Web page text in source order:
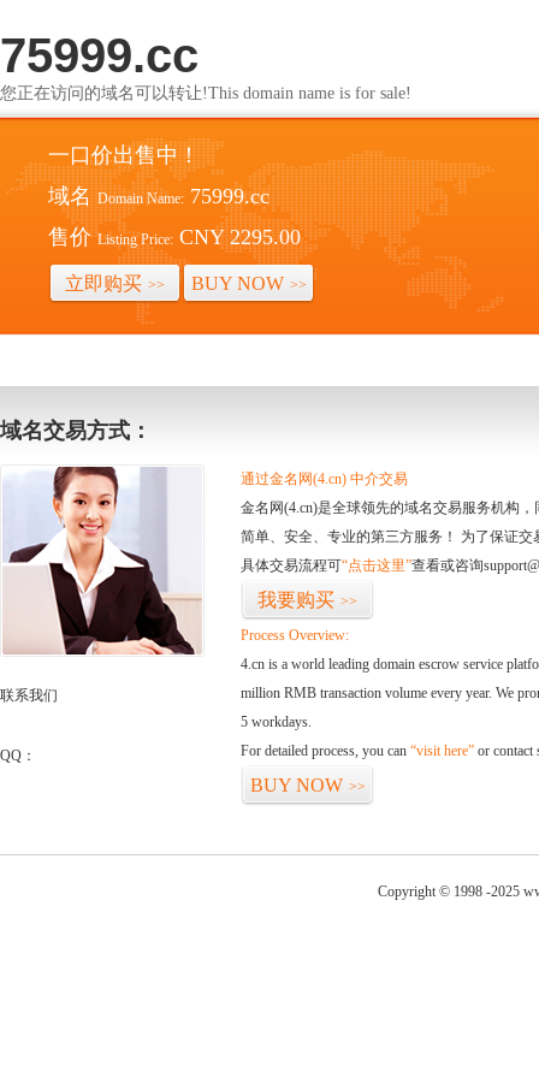
75999.cc
您正在访问的域名可以转让!This domain name is for sale!
一口价出售中！
域名 Domain Name: 75999.cc
售价 Listing Price: CNY 2295.00
立即购买 >> BUY NOW >>
域名交易方式：
联系我们
QQ：
通过金名网(4.cn) 中介交易
金名网(4.cn)是全球领先的域名交易服务机构
简单、安全、专业的第三方服务！ 为了保证
具体交易流程可“点击这里”查看或咨询
我要购买 >>
Process Overview:
4.cn is a world leading domain escrow service
million RMB transaction volume every year. We
5 workdays.
For detailed process, you can “visit here” or contact
BUY NOW >>
Copyright © 1998 -2025